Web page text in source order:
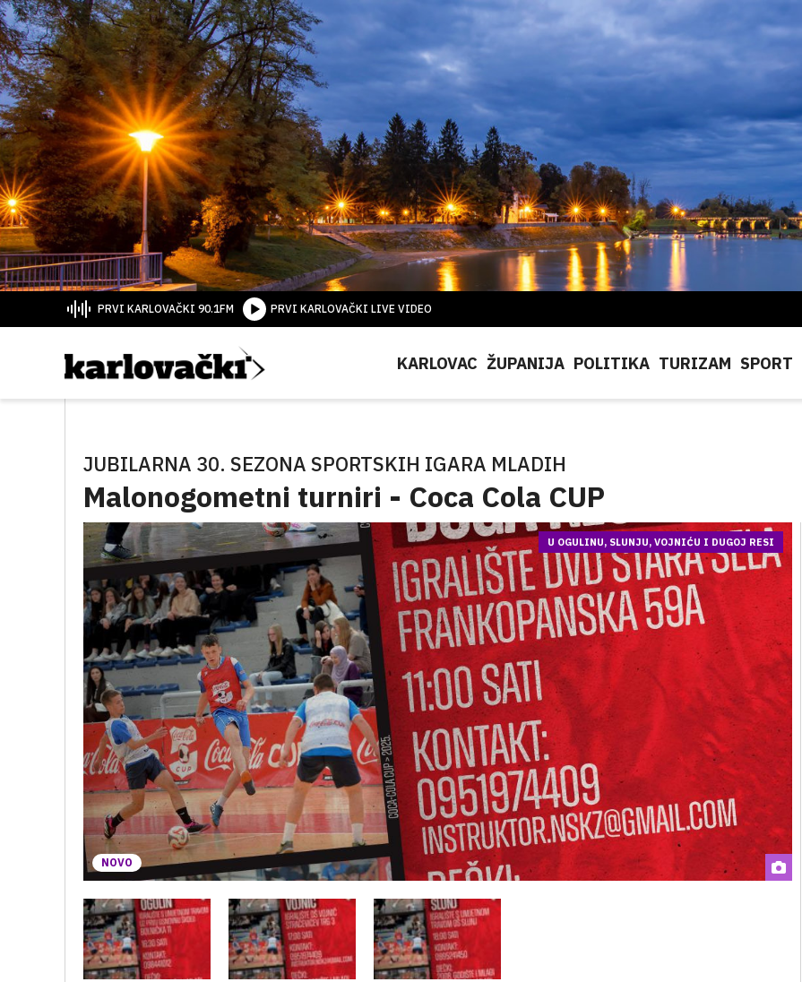
PRVI KARLOVAČKI 90.1FM PRVI KARLOVAČKI LIVE VIDEO
KARLOVAC ŽUPANIJA POLITIKA TURIZAM SPORT
JUBILARNA 30. SEZONA SPORTSKIH IGARA MLADIH
Malonogometni turniri - Coca Cola CUP
NOVO
U OGULINU, SLUNJU, VOJNIĆU I DUGOJ RESI